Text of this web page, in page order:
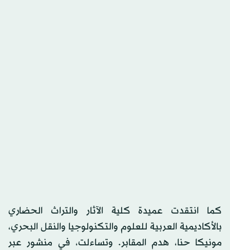
كما انتقدت عميدة كلية الآثار والتراث الحضاري
بالأكاديمية العربية للعلوم والتكنولوجيا والنقل البحري،
مونيكا حنا، هدم المقابر. وتساءلت، في منشور عبر